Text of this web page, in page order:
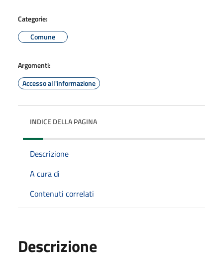
Categorie:
Comune
Argomenti:
Accesso all'informazione
INDICE DELLA PAGINA
Descrizione
A cura di
Contenuti correlati
Descrizione